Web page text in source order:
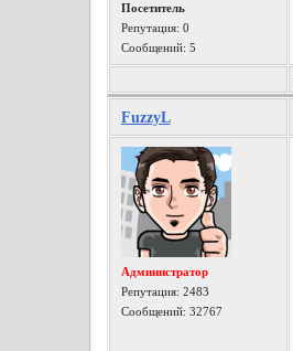
Посетитель
Репутация: 0
Сообщений: 5
FuzzyL
Администратор
Репутация: 2483
Сообщений: 32767